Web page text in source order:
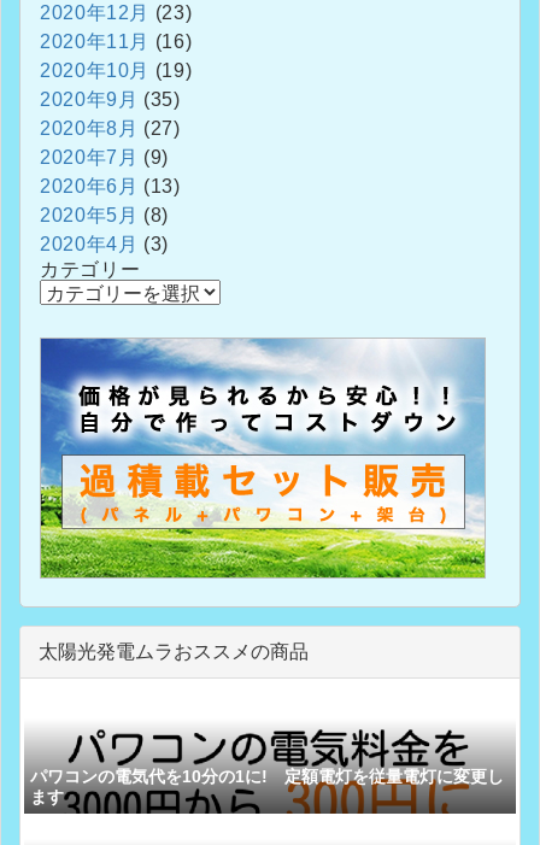
2020年12月
(23)
2020年11月
(16)
2020年10月
(19)
2020年9月 (35)
2020年8月 (27)
2020年7月 (9)
2020年6月 (13)
2020年5月 (8)
2020年4月 (3)
カテゴリー
太陽光発電ムラおススメの商品
パワコンの電気代を10分の1に! 定額電灯を従量電灯に変更し
ます